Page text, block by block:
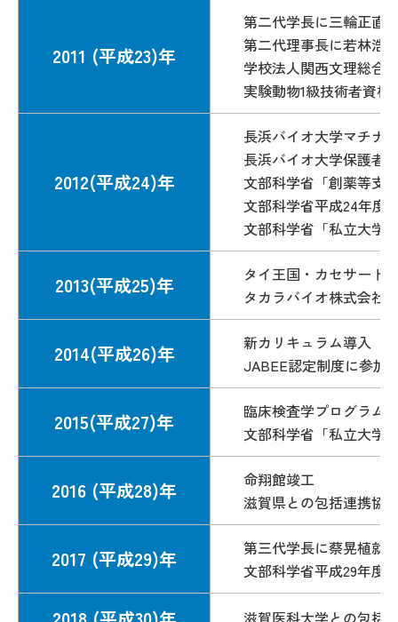
2011 (平成23)年
第二代学長に三輪正直
第二代理事長に若林浩
学校法人関西文理総合
実験動物1級技術者資
2012(平成24)年
長浜バイオ大学マチナ
長浜バイオ大学保護者
文部科学省「創薬等支
文部科学省平成24年度
文部科学省「私立大学
2013(平成25)年
タイ王国・カセサート
タカラバイオ株式会社
2014(平成26)年
新カリキュラム導入
JABEE認定制度に参加
2015(平成27)年
臨床検査学プログラム
文部科学省「私立大学
2016 (平成28)年
命翔館竣工
滋賀県との包括連携協
2017 (平成29)年
第三代学長に蔡晃植就
文部科学省平成29年度
滋賀医科大学との包括